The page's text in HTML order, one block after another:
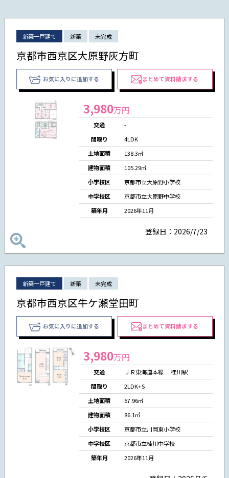
新築一戸建て 新築 未完成
京都市西京区大原野灰方町
お気に入りに追加する まとめて資料請求する
3,980万円
交通
-
間取り
4LDK
土地面積
138.3㎡
建物面積
105.29㎡
小学校区
京都市立大原野小学校
中学校区
京都市立大原野中学校
築年月
2026年11月
登録日：2026/7/23
新築一戸建て 新築 未完成
京都市西京区牛ケ瀬堂田町
お気に入りに追加する まとめて資料請求する
3,980万円
交通
ＪＲ東海道本線 桂川駅
間取り
2LDK+S
土地面積
57.96㎡
建物面積
86.1㎡
小学校区
京都市立川岡東小学校
中学校区
京都市立桂川中学校
築年月
2026年11月